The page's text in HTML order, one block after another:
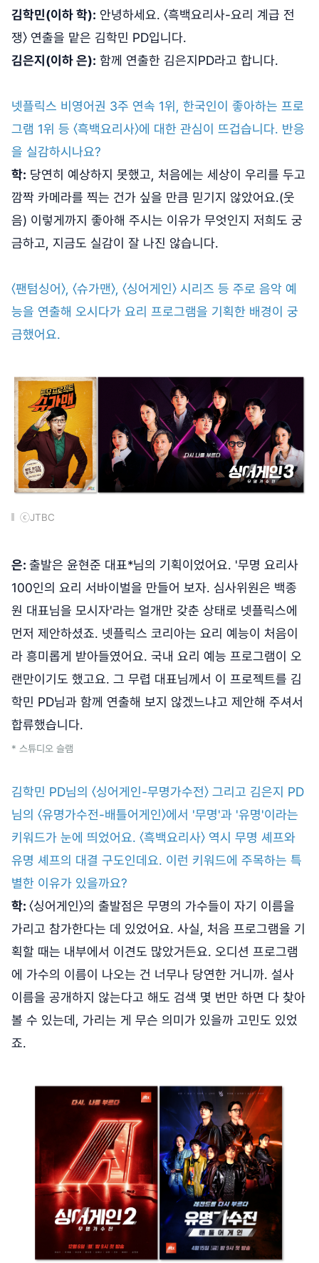
김학민(이하 학): 안녕하세요. 〈흑백요리사-요리 계급 전
쟁〉 연출을 맡은 김학민 PD입니다.
김은지(이하 은): 함께 연출한 김은지PD라고 합니다.
넷플릭스 비영어권 3주 연속 1위, 한국인이 좋아하는 프로
그램 1위 등 〈흑백요리사〉에 대한 관심이 뜨겁습니다. 반응
을 실감하시나요?
학: 당연히 예상하지 못했고, 처음에는 세상이 우리를 두고
깜짝 카메라를 찍는 건가 싶을 만큼 믿기지 않았어요.(웃
음) 이렇게까지 좋아해 주시는 이유가 무엇인지 저희도 궁
금하고, 지금도 실감이 잘 나진 않습니다.
〈팬텀싱어〉, 〈슈가맨〉, 〈싱어게인〉 시리즈 등 주로 음악 예
능을 연출해 오시다가 요리 프로그램을 기획한 배경이 궁
금했어요.
ⓒJTBC
은: 출발은 윤현준 대표*님의 기획이었어요. '무명 요리사
100인의 요리 서바이벌을 만들어 보자. 심사위원은 백종
원 대표님을 모시자'라는 얼개만 갖춘 상태로 넷플릭스에
먼저 제안하셨죠. 넷플릭스 코리아는 요리 예능이 처음이
라 흥미롭게 받아들였어요. 국내 요리 예능 프로그램이 오
랜만이기도 했고요. 그 무렵 대표님께서 이 프로젝트를 김
학민 PD님과 함께 연출해 보지 않겠느냐고 제안해 주셔서
합류했습니다.
* 스튜디오 슬램
김학민 PD님의 〈싱어게인-무명가수전〉 그리고 김은지 PD
님의 〈유명가수전-배틀어게인〉에서 '무명'과 '유명'이라는
키워드가 눈에 띄었어요. 〈흑백요리사〉 역시 무명 셰프와
유명 셰프의 대결 구도인데요. 이런 키워드에 주목하는 특
별한 이유가 있을까요?
학: 〈싱어게인〉의 출발점은 무명의 가수들이 자기 이름을
가리고 참가한다는 데 있었어요. 사실, 처음 프로그램을 기
획할 때는 내부에서 이견도 많았거든요. 오디션 프로그램
에 가수의 이름이 나오는 건 너무나 당연한 거니까. 설사
이름을 공개하지 않는다고 해도 검색 몇 번만 하면 다 찾아
볼 수 있는데, 가리는 게 무슨 의미가 있을까 고민도 있었
죠.